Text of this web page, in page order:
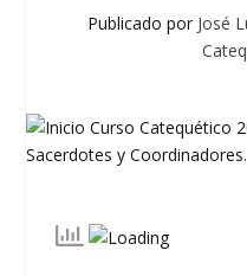
Publicado por José